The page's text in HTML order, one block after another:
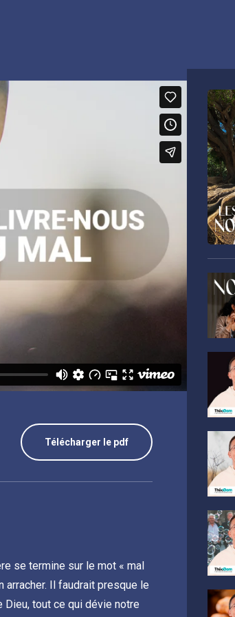
Télécharger le pdf
se termine sur le mot « mal
arracher. Il faudrait presque le
Dieu, tout ce qui dévie notre